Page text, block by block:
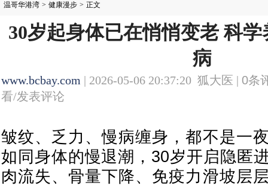
温哥华港湾 > 健康漫步 > 正文
30岁起身体已在悄悄变老 科
病
www.bcbay.com | 2026-05-06 20:37:20 狐大医 | 0条
看/发表评论
皱纹、乏力、慢病缠身，都不是一
如同身体的慢退潮，30岁开启隐匿
肉流失、骨量下降、免疫力滑坡层